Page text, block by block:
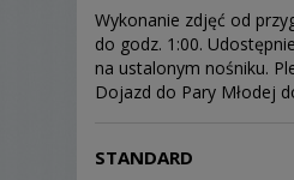
Wykonanie zdjęć od
do godz. 1:00.
na ustalonym nośniku.
Dojazd do Pary Młodej
STANDARD